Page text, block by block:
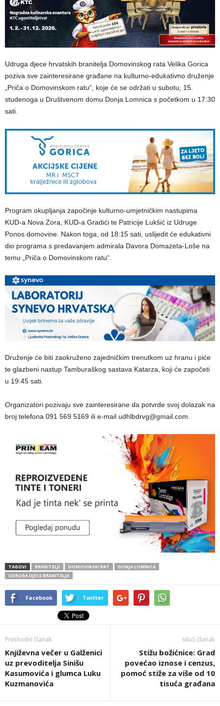
Udruga djece hrvatskih branitelja Domovinskog rata Velika Gorica
poziva sve zainteresirane građane na kulturno-edukativno druženje
„Priča o Domovinskom ratu“, koje će se održati u subotu, 15.
studenoga u Društvenom domu Donja Lomnica s početkom u 17:30
sati.
Program okupljanja započinje kulturno-umjetničkim nastupima
KUD-a Nova Zora, KUD-a Gradići te Patricije Lukšić iz Udruge
Ponos domovine. Nakon toga, od 18:15 sati, uslijedit će edukativni
dio programa s predavanjem admirala Davora Domazeta-Loše na
temu „Priča o Domovinskom ratu“.
Druženje će biti zaokruženo zajedničkim trenutkom uz hranu i piće
te glazbeni nastup Tamburaškog sastava Katarza, koji će započeti
u 19:45 sati.
Organizatori pozivaju sve zainteresirane da potvrde svoj dolazak na
broj telefona 091 569 5169 ili e-mail udhlbdrvg@gmail.com.
TAGOVI BRANITELJI DOMOVINSKI RAT
DONJA LOMNICA
UDRUGA DJECE BRANITELJA
Facebook Twitter
Prethodni članak
Književna večer u Galženici
uz prevoditelja Sinišu
Kasumovića i glumca Luku
Kuzmanovića
Idući članak
Stižu božićnice: Grad
povećao iznose i cenzus,
pomoć stiže za više od 10
tisuća građana